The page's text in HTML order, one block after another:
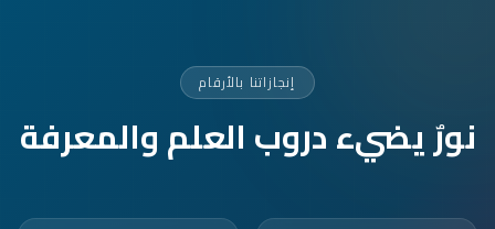
إنجازاتنا بالأرقام
نورٌ يضيء دروب العلم والمعرفة